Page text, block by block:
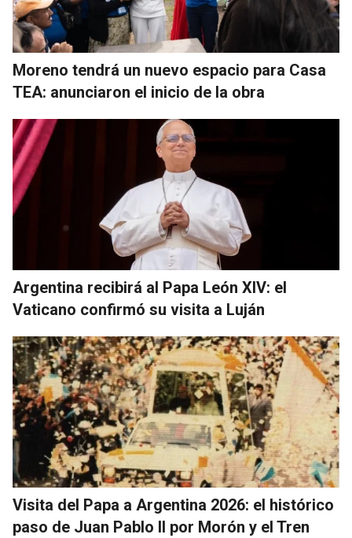
Moreno tendrá un nuevo espacio para Casa
TEA: anunciaron el inicio de la obra
Argentina recibirá al Papa León XIV: el
Vaticano confirmó su visita a Luján
Visita del Papa a Argentina 2026: el histórico
paso de Juan Pablo II por Morón y el Tren